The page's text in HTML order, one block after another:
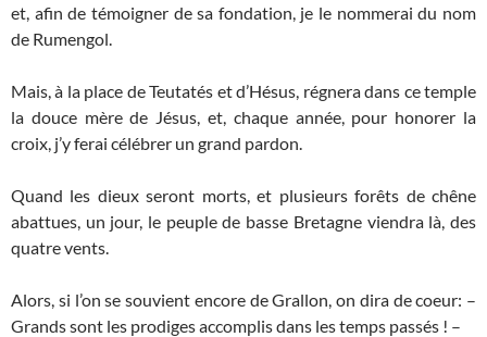
et, afin de témoigner de sa fondation, je le nommerai du nom
de Rumengol.
Mais, à la place de Teutatés et d’Hésus, régnera dans ce temple
la douce mère de Jésus, et, chaque année, pour honorer la
croix, j’y ferai célébrer un grand pardon.
Quand les dieux seront morts, et plusieurs forêts de chêne
abattues, un jour, le peuple de basse Bretagne viendra là, des
quatre vents.
Alors, si l’on se souvient encore de Grallon, on dira de coeur: –
Grands sont les prodiges accomplis dans les temps passés ! –